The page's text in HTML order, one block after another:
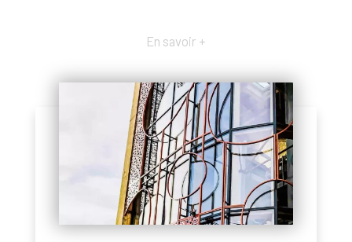
En savoir +